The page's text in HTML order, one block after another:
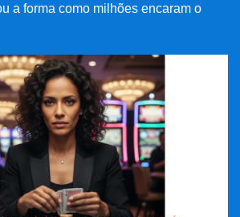
a forma como milhões encaram o